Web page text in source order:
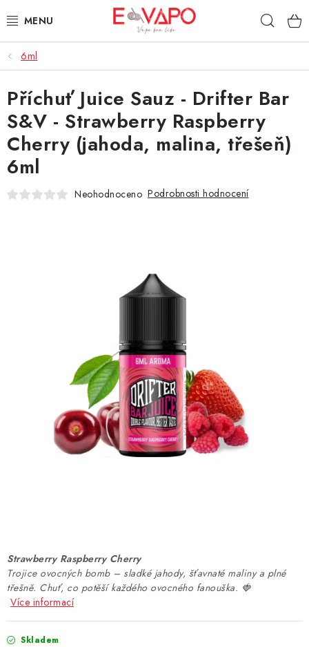
na
3D TISK
TIPY ZA DOBROU CENU
AROMATA A PŘÍCHUTĚ
BÁZE
E-LIQUIDY
ATOMIZÉRY A CARTRIDGE
BATERIE A NABÍJEČKY
GRIPY & MODY
PŘÍSLUŠENSTVÍ
ZNAČKY
Vše o nákupu
6ml
Strawberry Raspberry Cherry
Trojice ovocných bomb – sladké jahody, šťavnaté maliny a plné
třešně. Chuť, co potěší každého ovocného fanouška. 🍓
Více informací
Skladem
Příchuť Juice Sauz - Drifter Bar
S&V - Strawberry Raspberry
Cherry (jahoda, malina, třešeň)
6ml
Neohodnoceno Podrobnosti hodnocení